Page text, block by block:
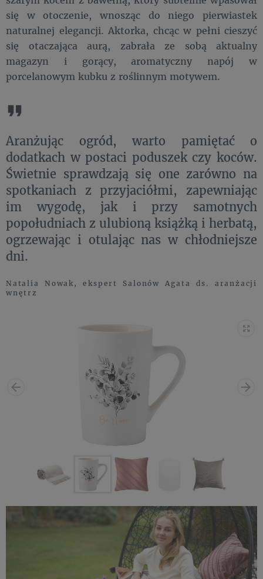
się w otoczenie, wnosząc do niego pierwiastek
naturalnej elegancji. Aktorka, chcąc w pełni cieszyć
się otaczająca aurą, zabrała ze sobą aktualny
magazyn i gorący, aromatyczny napój w
porcelanowym kubku z roślinnym motywem.
Aranżując ogród, warto pamiętać o
dodatkach w postaci poduszek czy koców.
Świetnie sprawdzają się one zarówno na
spotkaniach z przyjaciółmi, zapewniając
im wygodę, jak i przy samotnych
popołudniach z ulubioną książką i herbatą,
ogrzewając i otulając nas w chłodniejsze
dni.
Natalia Nowak, ekspert Salonów Agata ds. aranżacji
wnętrz